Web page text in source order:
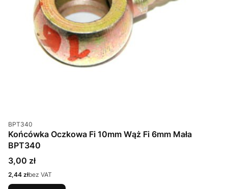
Kod produktu
BPT340
Końcówka Oczkowa Fi 10mm Wąż Fi 6mm Mała
BPT340
Cena
3,00 zł
Cena
2,44 złbez VAT